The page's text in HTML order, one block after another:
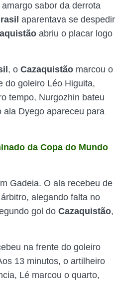
sabor da derrota
aparentava se despedir
abriu o placar logo
, o Cazaquistão marcou o
do goleiro Léo Higuita,
tempo, Nurgozhin bateu
Dyego apareceu para
da Copa do Mundo
Gadeia. O ala recebeu de
alegando falta no
gol do Cazaquistão,
na frente do goleiro
13 minutos, o artilheiro
Lé marcou o quarto,